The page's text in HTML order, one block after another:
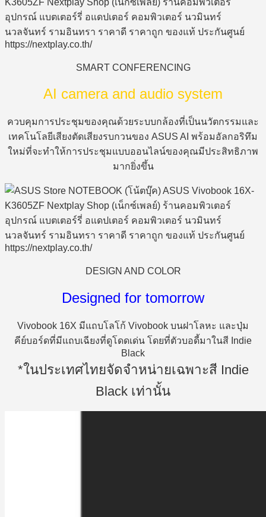
SMART CONFERENCING
AI camera and audio system
ควบคุมการประชุมของคุณด้วยระบบกล้องที่เป็นนวัตกรรมและ
เทคโนโลยีเสียงตัดเสียงรบกวนของ ASUS AI พร้อมอัลกอริทึม
ใหม่ที่จะทำให้การประชุมแบบออนไลน์ของคุณมีประสิทธิภาพ
มากยิ่งขึ้น
DESIGN AND COLOR
Designed for tomorrow
Vivobook 16X มีแถบโลโก้ Vivobook บนฝาโลหะ และปุ่ม
คีย์บอร์ดที่มีแถบเฉียงที่ดูโดดเด่น โดยที่ตัวบอดี้มาในสี Indie
Black
*ในประเทศไทยจัดจำหน่ายเฉพาะสี Indie
Black เท่านั้น